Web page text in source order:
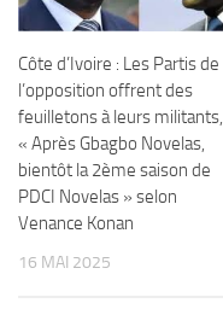
Côte d’Ivoire : Les Partis de
l’opposition offrent des
feuilletons à leurs militants,
« Après Gbagbo Novelas,
bientôt la 2ème saison de
PDCI Novelas » selon
Venance Konan
16 MAI 2025